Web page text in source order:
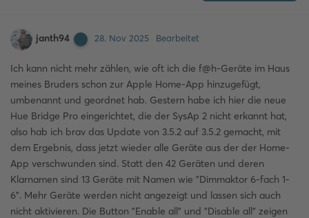
janth94 28. Nov 2025 Bearbeitet
Ich kann nicht mehr zählen, wie oft ich die f@h-Geräte im Haus
meines Bruders schon zur Apple Home-App hinzugefügt,
umbenannt und geordnet hab. Gestern habe ich hier die neue
Hue Bridge Pro eingerichtet, die der SysAp 2 nicht erkannt hat,
also hab ich brav das Update von 3.5.2 auf 3.5.2 gemacht, mit
dem Ergebnis, dass jetzt wieder alle Geräte aus der der Home-
App verschwunden sind. Statt den 42 Geräten und deren
Klarnamen sind 13 Geräte mit Namen wie "Dimmaktor 6-fach 1-
6". Mehr Geräte werden nicht angezeigt und lassen sich auch
nicht aktivieren. Die Button "Enable all" und "Disable all" zeigen